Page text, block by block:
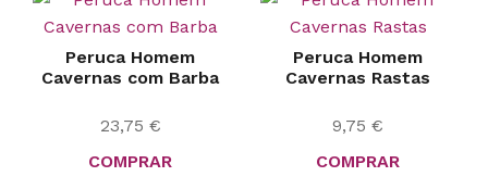
Peruca Homem
Cavernas com Barba
23,75 €
COMPRAR
Peruca Homem
Cavernas Rastas
9,75 €
COMPRAR